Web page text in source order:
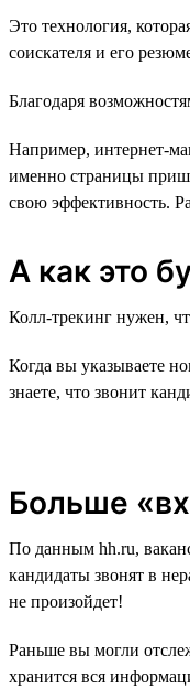
Это технология,
соискателя и его
Благодаря
Например, интернет-
именно страницы
свою эффективность.
А как это
Колл-трекинг нужен,
Когда вы указываете
знаете, что звонит
Больше
По данным hh.ru,
кандидаты звонят в
не произойдет!
Раньше вы могли
хранится вся